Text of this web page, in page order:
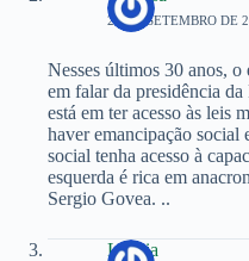
22 DE SETEMBRO DE
Nesses últimos 30 anos, o
em falar da presidência
está em ter acesso às leis
haver emancipação social
social tenha acesso à
esquerda é rica em
Sergio Govea. ..
Leticia